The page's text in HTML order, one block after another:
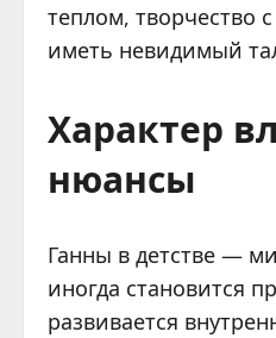
теплом, творчество
иметь невидимый
Характер
нюансы
Ганны в детстве —
иногда становится
развивается